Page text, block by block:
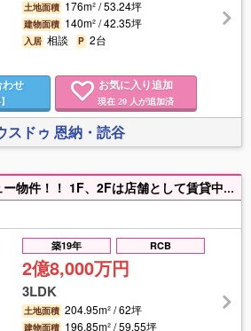
土地面積 176m² / 53.24坪
建物面積 140m² / 42.35坪
入居 相談P 2台
せ お気に入り追加
現在 20人が追加済
スドゥ 恩納・読谷
海沿いのオーシャンビュー物件！！ 1F、2Fは店舗として賃貸中の為、収益も見込めます！ 詳細はお問い合わせください。
築19年 RCB
2億8,000万円
3LDK
土地面積 204.95m² / 62坪
建物面積 196.85m² / 59.55坪